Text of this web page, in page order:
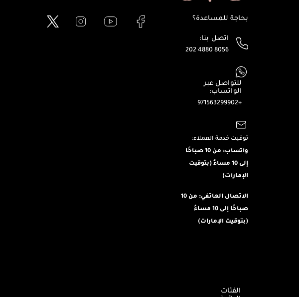
بحاجة للمساعدة؟
اتصل بنا:
202 4880 8056
للتواصل عبر
الواتساب:
+971563299902
توقيت خدمة العملاء:
واتساب: من 10 صباحًا
إلى 10 مساءُ (بتوقيت
الإمارات)
الاتصال الهاتفي: من 10
صباحًا إلى 10 مساءُ
(بتوقيت الإمارات)
الفئات